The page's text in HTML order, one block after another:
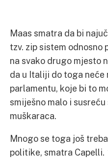
Maas smatra da bi
tzv. zip sistem odnosno
na svako drugo mjesto
da u Italiji do toga neće
parlamentu, koje bi to
smiješno malo i
muškaraca.
Mnogo se toga još
politike, smatra Capelli.